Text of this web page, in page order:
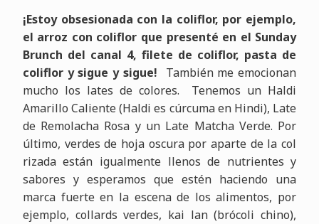
¡Estoy obsesionada con la coliflor, por ejemplo,
el arroz con coliflor que presenté en el Sunday
Brunch del canal 4, filete de coliflor, pasta de
coliflor y sigue y sigue! También me emocionan
mucho los lates de colores. Tenemos un Haldi
Amarillo Caliente (Haldi es cúrcuma en Hindi), Late
de Remolacha Rosa y un Late Matcha Verde. Por
último, verdes de hoja oscura por aparte de la col
rizada están igualmente llenos de nutrientes y
sabores y esperamos que estén haciendo una
marca fuerte en la escena de los alimentos, por
ejemplo, collards verdes, kai lan (brócoli chino),